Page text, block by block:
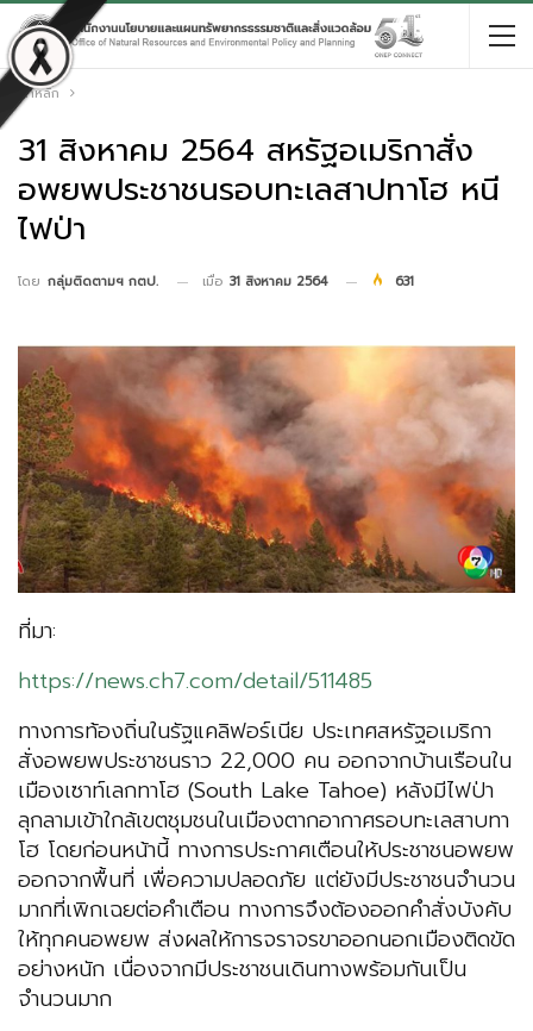
หน้าหลัก
31 สิงหาคม 2564 สหรัฐอเมริกาสั่ง
อพยพประชาชนรอบทะเลสาปทาโฮ หนี
ไฟป่า
โดย กลุ่มติดตามฯ กตป. เมื่อ 31 สิงหาคม 2564 631
ที่มา:
https://news.ch7.com/detail/511485
ทางการท้องถิ่นในรัฐแคลิฟอร์เนีย ประเทศสหรัฐอเมริกา
สั่งอพยพประชาชนราว 22,000 คน ออกจากบ้านเรือนใน
เมืองเซาท์เลกทาโฮ (South Lake Tahoe) หลังมีไฟป่า
ลุกลามเข้าใกล้เขตชุมชนในเมืองตากอากาศรอบทะเลสาบทา
โฮ โดยก่อนหน้านี้ ทางการประกาศเตือนให้ประชาชนอพยพ
ออกจากพื้นที่ เพื่อความปลอดภัย แต่ยังมีประชาชนจำนวน
มากที่เพิกเฉยต่อคำเตือน ทางการจึงต้องออกคำสั่งบังคับ
ให้ทุกคนอพยพ ส่งผลให้การจราจรขาออกนอกเมืองติดขัด
อย่างหนัก เนื่องจากมีประชาชนเดินทางพร้อมกันเป็น
จำนวนมาก